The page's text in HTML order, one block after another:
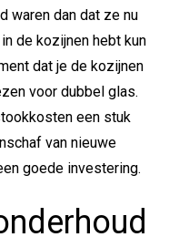
waren dan dat ze nu
de kozijnen hebt kun
dat je de kozijnen
voor dubbel glas.
een stuk
van nieuwe
goede investering.